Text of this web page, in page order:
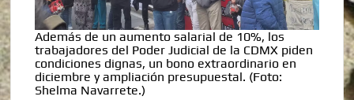
Además de un aumento salarial de 10%, los
trabajadores del Poder Judicial de la CDMX piden
condiciones dignas, un bono extraordinario en
diciembre y ampliación presupuestal. (Foto:
Shelma Navarrete.)